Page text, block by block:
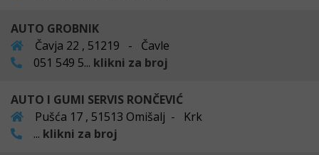
AUTO GROBNIK
Čavja 22 , 51219 - Čavle
051 549 5... klikni za broj
AUTO I GUMI SERVIS RONČEVIĆ
Pušća 17 , 51513 Omišalj - Krk
... klikni za broj